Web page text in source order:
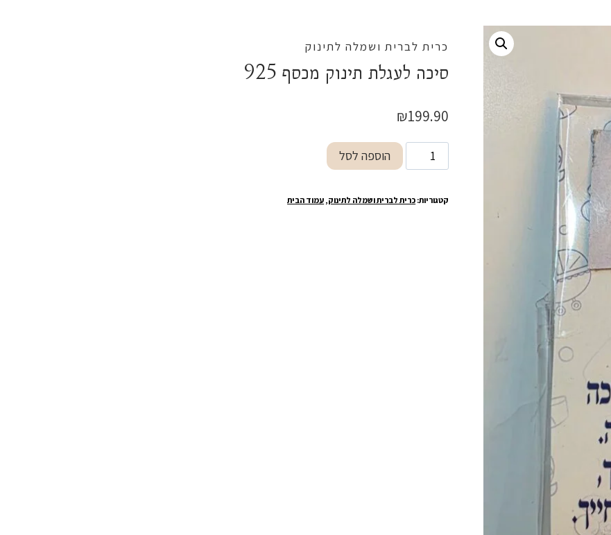
כרית לברית ושמלה לתינוק
סיכה לעגלת תינוק מכסף 925
₪199.90
כמות
של
לעגלת
הוספה לסל
קטגוריות: כרית לברית ושמלה לתינוק, עמוד הבית